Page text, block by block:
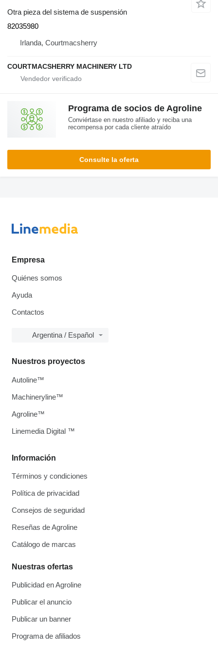
Otra pieza del sistema de suspensión
82035980
Irlanda, Courtmacsherry
COURTMACSHERRY MACHINERY LTD
Programa de socios de Agroline
Conviértase en nuestro afiliado y reciba una
recompensa por cada cliente atraído
Consulte la oferta
Empresa
Quiénes somos
Ayuda
Contactos
Argentina / Español
Información
Términos y condiciones
Política de privacidad
Consejos de seguridad
Reseñas de Agroline
Catálogo de marcas
Nuestras ofertas
Publicidad en Agroline
Publicar el anuncio
Publicar un banner
Programa de afiliados
Nuestros proyectos
Autoline™
Machineryline™
Agroline™
Linemedia Digital ™